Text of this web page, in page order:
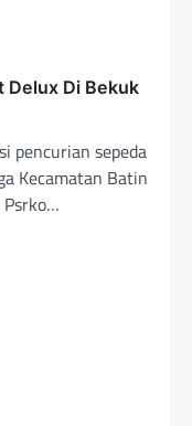
Delux Di Bekuk
pencurian sepeda
Kecamatan Batin
Psrko…